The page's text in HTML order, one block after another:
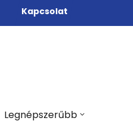
Kapcsolat
Legnépszerűbb